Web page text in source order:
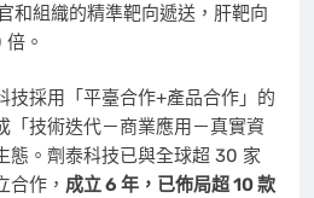
和組織的精準靶向遞送，肝靶向
。
技採用「平臺合作+產品合作」的
「技術迭代－商業應用－真實資
態。劑泰科技已與全球超 30 家
合作， 成立 6 年，已佈局超 10 款